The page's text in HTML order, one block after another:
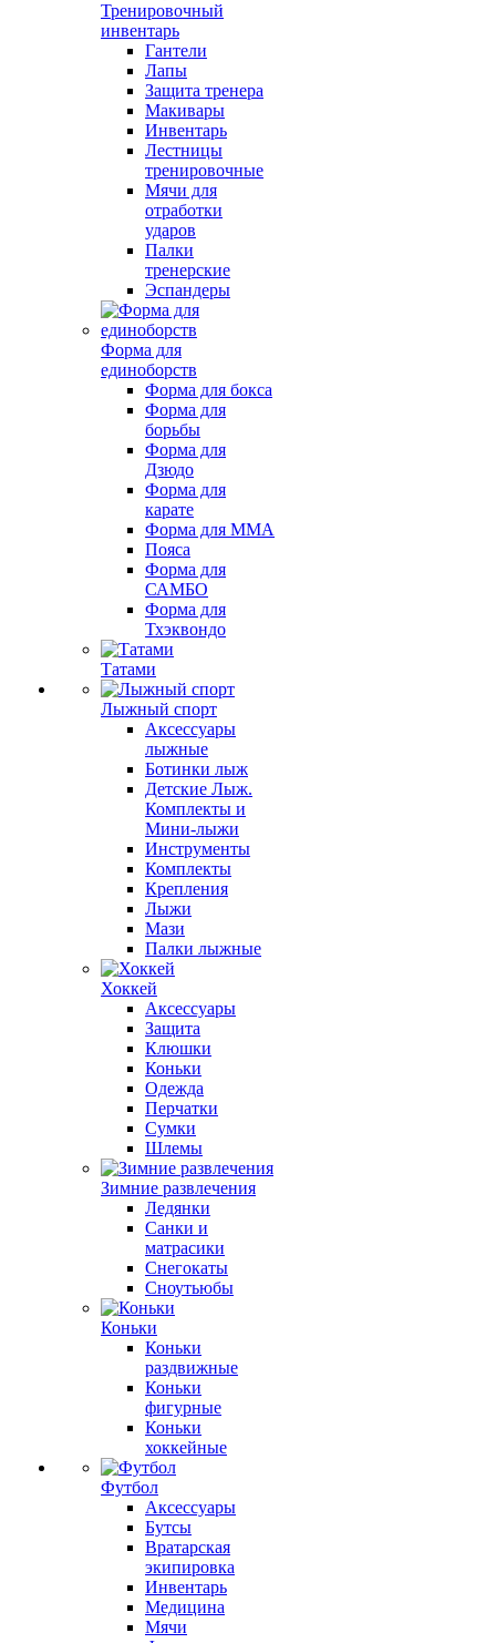
Тренировочный
инвентарь
Гантели
Лапы
Защита тренера
Макивары
Инвентарь
Лестницы
тренировочные
Мячи для
отработки
ударов
Палки
тренерские
Эспандеры
Форма для
единоборств
Форма для бокса
Форма для
борьбы
Форма для
Дзюдо
Форма для
карате
Форма для MMA
Пояса
Форма для
САМБО
Форма для
Тхэквондо
Татами
Лыжный спорт
Аксессуары
лыжные
Ботинки лыж
Детские Лыж.
Комплекты и
Мини-лыжи
Инструменты
Комплекты
Крепления
Лыжи
Мази
Палки лыжные
Хоккей
Аксессуары
Защита
Клюшки
Коньки
Одежда
Перчатки
Сумки
Шлемы
Зимние развлечения
Ледянки
Санки и
матрасики
Снегокаты
Сноутьюбы
Коньки
Коньки
раздвижные
Коньки
фигурные
Коньки
хоккейные
Футбол
Аксессуары
Бутсы
Вратарская
экипировка
Инвентарь
Медицина
Мячи